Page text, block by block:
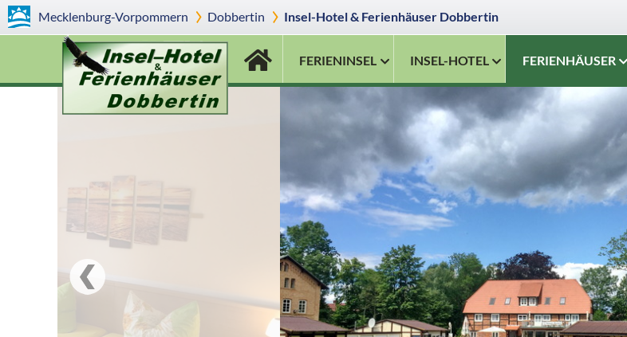
Mecklenburg-Vorpommern Dobbertin Insel-Hotel & Ferienhäuser Dobbertin
FERIENINSEL INSEL-HOTEL FERIENHÄUSER